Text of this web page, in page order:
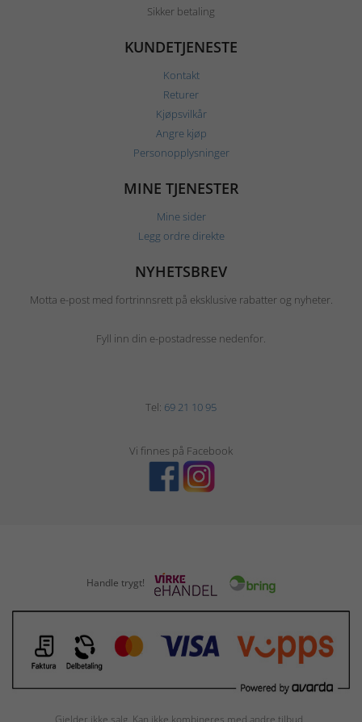
Sikker betaling
KUNDETJENESTE
Kontakt
Returer
Kjøpsvilkår
Angre kjøp
Personopplysninger
MINE TJENESTER
Mine sider
Legg ordre direkte
NYHETSBREV
Motta e-post med fortrinnsrett på eksklusive rabatter og nyheter.
Fyll inn din e-postadresse nedenfor.
Tel: 69 21 10 95
Vi finnes på Facebook
Handle trygt!
Gjelder ikke salg. Kan ikke kombineres med andre tilbud.